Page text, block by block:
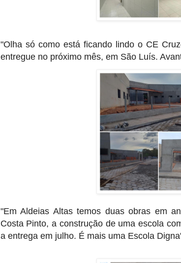
"Olha só como está ficando lindo o CE
entregue no próximo mês, em São Luís.
"Em Aldeias Altas temos duas obras em
Costa Pinto, a construção de uma escola
a entrega em julho. É mais uma Escola